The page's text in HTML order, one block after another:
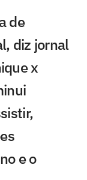
de
diz jornal
x
e o